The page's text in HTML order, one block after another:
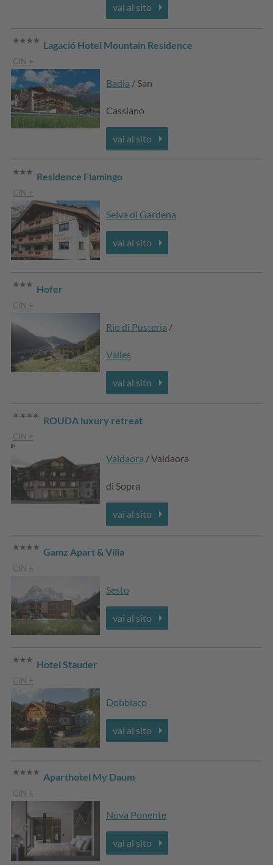
vai al sito
Lagació Hotel Mountain Residence
CIN +
Badia / San
Cassiano
vai al sito
Residence Flamingo
CIN +
Selva di Gardena
vai al sito
Hofer
CIN +
Rio di Pusteria /
Valles
vai al sito
ROUDA luxury retreat
CIN +
Valdaora / Valdaora
di Sopra
vai al sito
Gamz Apart & Villa
CIN +
Sesto
vai al sito
Hotel Stauder
CIN +
Dobbiaco
vai al sito
Aparthotel My Daum
CIN +
Nova Ponente
vai al sito